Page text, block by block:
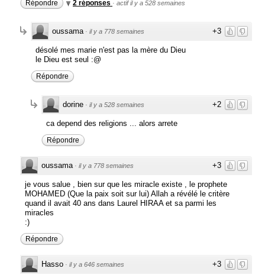
Répondre 2 réponses · actif il y a 528 semaines
+3
oussama · il y a 778 semaines
désolé mes marie n'est pas la mère du Dieu
le Dieu est seul :@
Répondre
+2
dorine · il y a 528 semaines
ca depend des religions ... alors arrete
Répondre
+3
oussama · il y a 778 semaines
je vous salue , bien sur que les miracle existe , le prophete
MOHAMED (Que la paix soit sur ​​lui) Allah a révélé le critère
quand il avait 40 ans dans Laurel HIRAA et sa parmi les
miracles
:)
Répondre
+3
Hasso · il y a 646 semaines